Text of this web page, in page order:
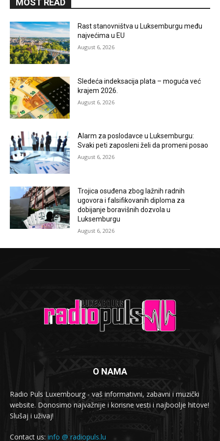
MOST READ
Rast stanovništva u Luksemburgu među
najvećima u EU
August 6, 2026
Sledeća indeksacija plata – moguća već
krajem 2026.
August 6, 2026
Alarm za poslodavce u Luksemburgu:
Svaki peti zaposleni želi da promeni posao
August 6, 2026
Trojica osuđena zbog lažnih radnih
ugovora i falsifikovanih diploma za
dobijanje boravišnih dozvola u
Luksemburgu
August 6, 2026
O NAMA
Radio Puls Luxembourg - vaš informativni, zabavni i muzički
website. Donosimo najvažnije i korisne vesti i najboolje hitove!
Slušaj i uživaj!
Contact us: info @ radiopuls.lu